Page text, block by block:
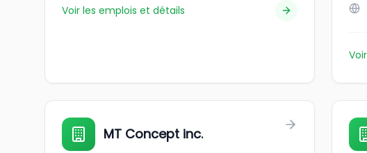
Voir les emplois et détails
MT Concept inc.